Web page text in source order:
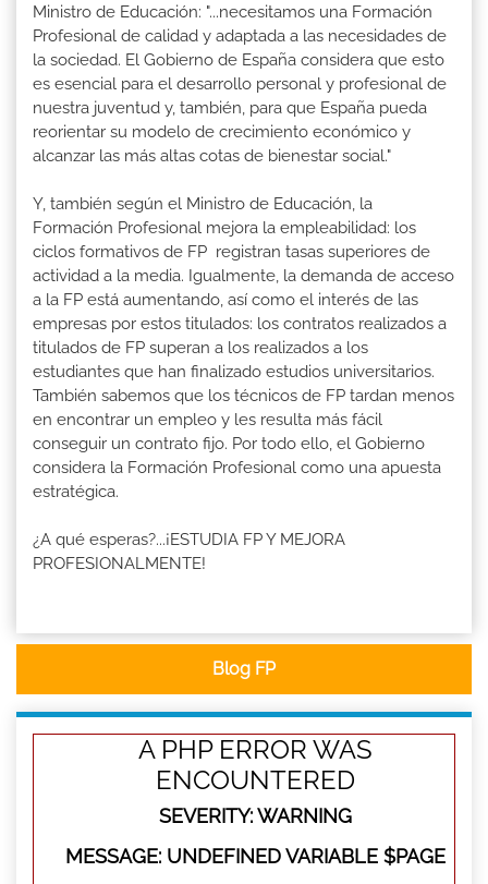
Ministro de Educación: "...necesitamos una Formación
Profesional de calidad y adaptada a las necesidades de
la sociedad. El Gobierno de España considera que esto
es esencial para el desarrollo personal y profesional de
nuestra juventud y, también, para que España pueda
reorientar su modelo de crecimiento económico y
alcanzar las más altas cotas de bienestar social."
Y, también según el Ministro de Educación, la
Formación Profesional mejora la empleabilidad: los
ciclos formativos de FP registran tasas superiores de
actividad a la media. Igualmente, la demanda de acceso
a la FP está aumentando, así como el interés de las
empresas por estos titulados: los contratos realizados a
titulados de FP superan a los realizados a los
estudiantes que han finalizado estudios universitarios.
También sabemos que los técnicos de FP tardan menos
en encontrar un empleo y les resulta más fácil
conseguir un contrato fijo. Por todo ello, el Gobierno
considera la Formación Profesional como una apuesta
estratégica.
¿A qué esperas?...¡ESTUDIA FP Y MEJORA
PROFESIONALMENTE!
Blog FP
A PHP ERROR WAS
ENCOUNTERED
SEVERITY: WARNING
MESSAGE: UNDEFINED VARIABLE $PAGE